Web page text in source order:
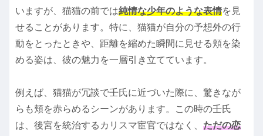
いますが、猫猫の前では純情な少年のような表情を見
せることがあります。特に、猫猫が自分の予想外の行
動をとったときや、距離を縮めた瞬間に見せる頬を染
める姿は、彼の魅力を一層引き立てています。
例えば、猫猫が冗談で壬氏に近づいた際に、驚きなが
らも頬を赤らめるシーンがあります。この時の壬氏
は、後宮を統治するカリスマ宦官ではなく、 ただの恋